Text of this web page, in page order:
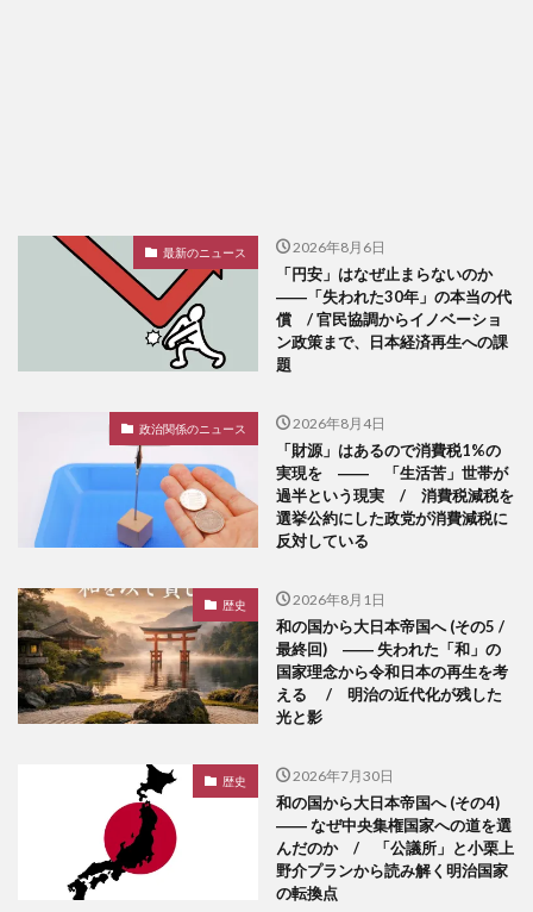
最新のニュース 2026年8月6日
「円安」はなぜ止まらないのか
――「失われた30年」の本当の代
償 / 官民協調からイノベーショ
ン政策まで、日本経済再生への課
題
政治関係のニュース 2026年8月4日
「財源」はあるので消費税1%の
実現を ―― 「生活苦」世帯が
過半という現実 / 消費税減税を
選挙公約にした政党が消費減税に
反対している
歴史 2026年8月1日
和の国から大日本帝国へ (その5 /
最終回) ―― 失われた「和」の
国家理念から令和日本の再生を考
える / 明治の近代化が残した
光と影
歴史 2026年7月30日
和の国から大日本帝国へ (その4)
―― なぜ中央集権国家への道を選
んだのか / 「公議所」と小栗上
野介プランから読み解く明治国家
の転換点